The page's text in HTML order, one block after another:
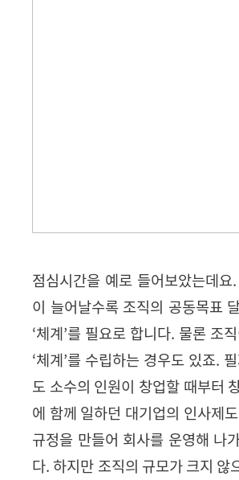
점심시간을 예로 들어보았는데요.
이 늘어날수록 조직의 공동목표
‘체계’를 필요로 합니다. 물론 조
‘체계’를 수립하는 경우도 있죠.
도 소수의 인원이 창업할 때부터
에 함께 일하던 대기업의 인사제
규정을 만들어 회사를 운영해 나
다. 하지만 조직의 규모가 크지 않